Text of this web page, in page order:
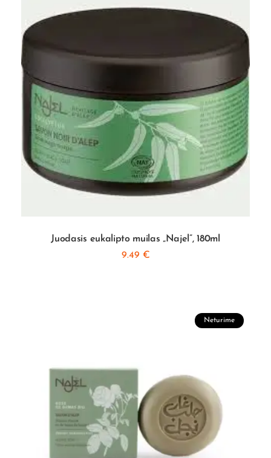
Juodasis eukalipto muilas „Najel”, 180ml
9.49 €
Neturime